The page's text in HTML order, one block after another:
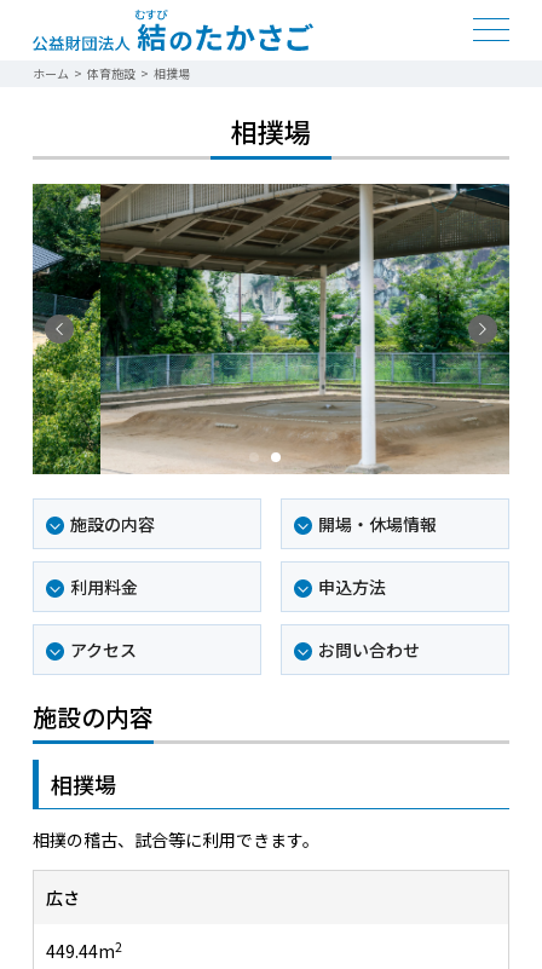
ホーム > 体育施設> 相撲場
相撲場
施設の内容 開場・休場情報
利用料金 申込方法
アクセス お問い合わせ
施設の内容
相撲場
相撲の稽古、試合等に利用できます。
広さ
449.44m2